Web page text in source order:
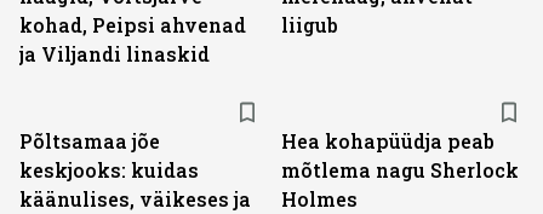
kohad, Peipsi ahvenad
ja Viljandi linaskid
liigub
Põltsamaa jõe
keskjooks: kuidas
käänulises, väikeses ja
Hea kohapüüdja peab
mõtlema nagu Sherlock
Holmes